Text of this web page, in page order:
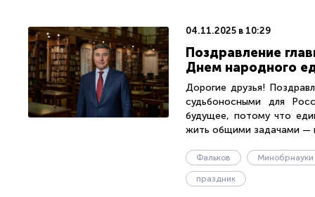
04.11.2025 в 10:29
Поздравление
Днем народного
Дорогие друзья!
судьбоносными для
будущее, потому что
жить общими задачами —
Фальков
праздник